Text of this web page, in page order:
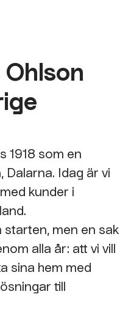
1918 som en
Idag är vi
kunder i
starten, men en sak
alla år: att vi vill
sina hem med
till